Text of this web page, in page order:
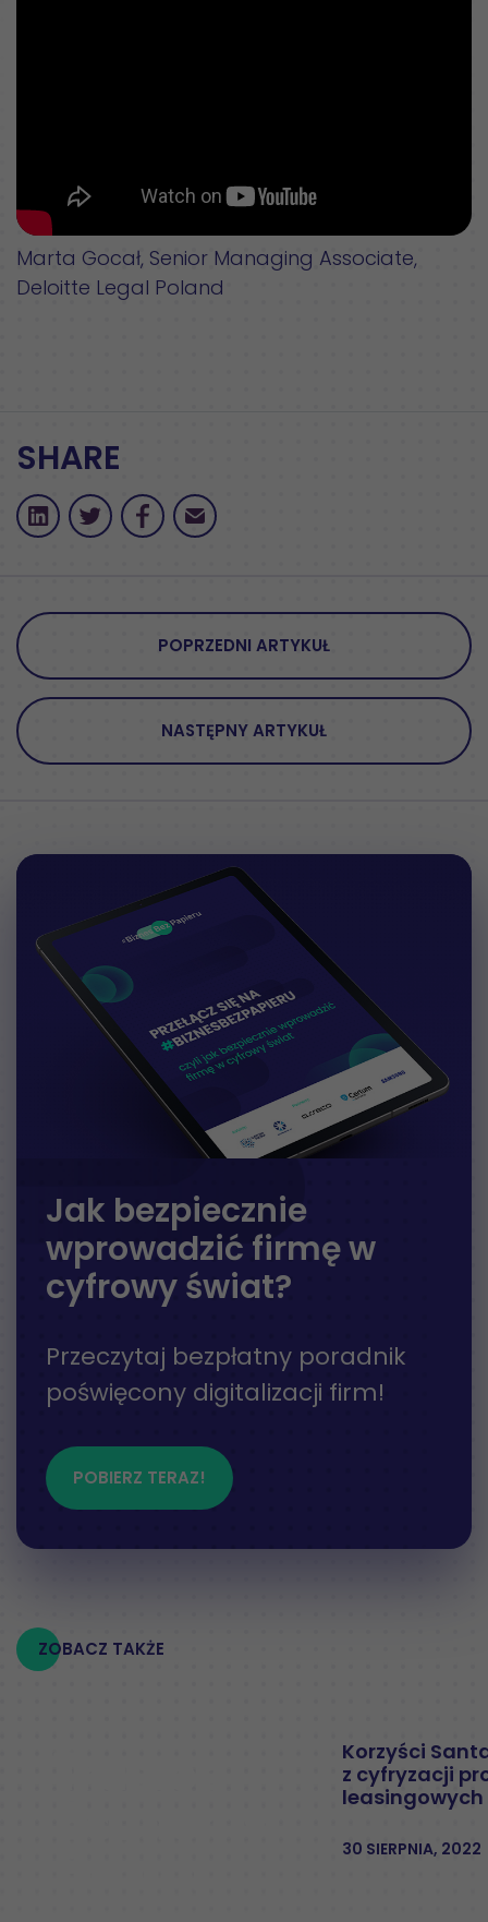
Marta Gocał, Senior Managing Associate,
Deloitte Legal Poland
SHARE
POPRZEDNI ARTYKUŁ
NASTĘPNY ARTYKUŁ
Jak bezpiecznie
wprowadzić firmę w
cyfrowy świat?
Przeczytaj bezpłatny poradnik
poświęcony digitalizacji firm!
POBIERZ TERAZ!
ZOBACZ TAKŻE
Korzyści
z cyfryzacji
leasingowych
30 SIERPNIA, 2022